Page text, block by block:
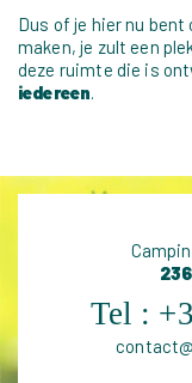
Dus of je hier nu
maken, je zult een
deze ruimte die is
iedereen.
Tel :